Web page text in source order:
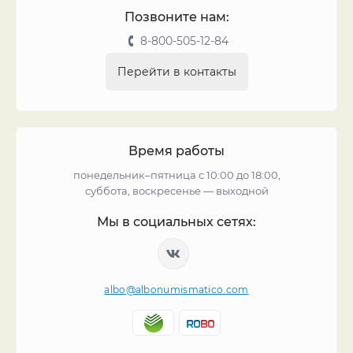
Позвоните нам:
8-800-505-12-84
Перейти в контакты
Время работы
понедельник–пятница с 10:00 до 18:00,
суббота, воскресенье — выходной
Мы в социальных сетях:
albo@albonumismatico.com